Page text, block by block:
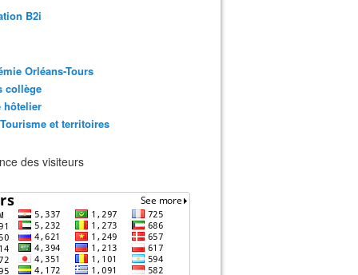
B2i
Orléans-Tours
collège
hôtelier
et territoires
des visiteurs